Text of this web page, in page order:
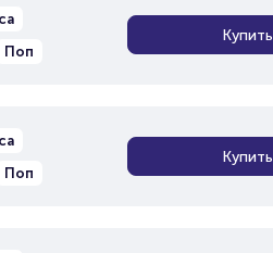
Поп
Купить
Поп
Купить